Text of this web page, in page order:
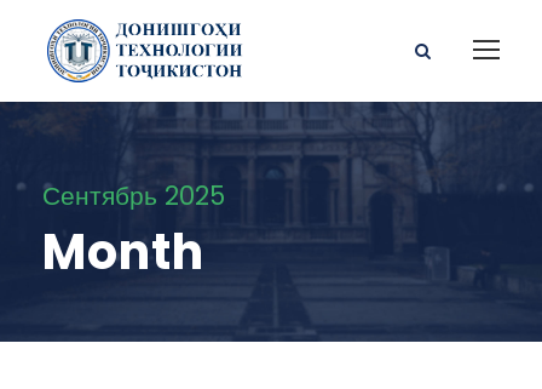
Сентябрь 2025
Month